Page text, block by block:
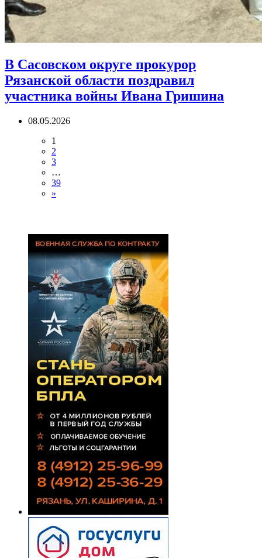
В Сасовском округе прокурор
Рязанской области поздравил
участника войны Ивана Гришина
08.05.2026
1
2
3
…
39
»